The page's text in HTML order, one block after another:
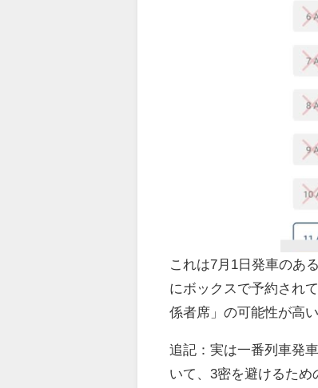
これは7月1日発車のあ
にボックスで予約され
係者席」の可能性が高い
追記：実は一番列車発
いて、3密を避けるた